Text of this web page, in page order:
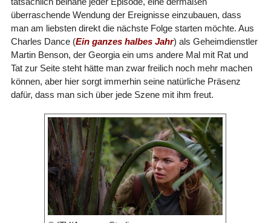
überraschende Wendung der Ereignisse einzubauen, dass
man am liebsten direkt die nächste Folge starten möchte. Aus
Charles Dance (Ein ganzes halbes Jahr) als Geheimdienstler
Martin Benson, der Georgia ein ums andere Mal mit Rat und
Tat zur Seite steht hätte man zwar freilich noch mehr machen
können, aber hier sorgt immerhin seine natürliche Präsenz
dafür, dass man sich über jede Szene mit ihm freut.